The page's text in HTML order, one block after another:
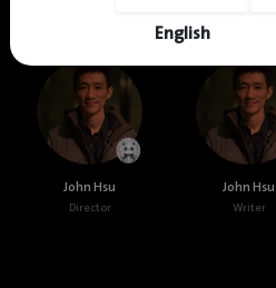
English
Cast & Crew
John Hsu
Director
John Hsu
Writer